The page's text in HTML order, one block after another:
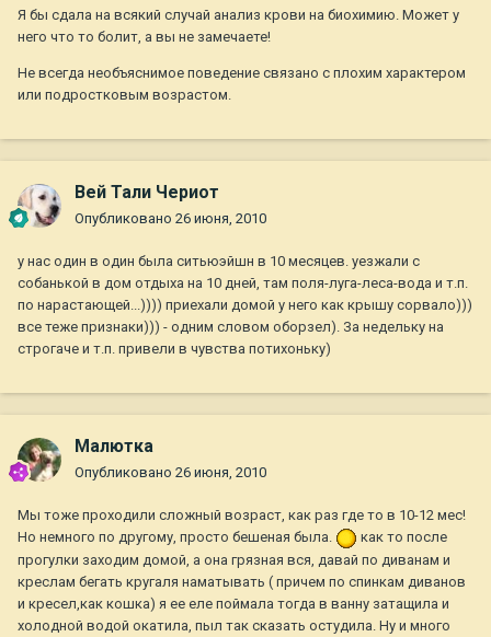
Я бы сдала на всякий случай анализ крови на биохимию. Может у
него что то болит, а вы не замечаете!
Не всегда необъяснимое поведение связано с плохим характером
или подростковым возрастом.
Вей Тали Чериот
Опубликовано 26 июня, 2010
у нас один в один была ситьюэйшн в 10 месяцев. уезжали с
собанькой в дом отдыха на 10 дней, там поля-луга-леса-вода и т.п.
по нарастающей...)))) приехали домой у него как крышу сорвало)))
все теже признаки))) - одним словом оборзел). За недельку на
строгаче и т.п. привели в чувства потихоньку)
Малютка
Опубликовано 26 июня, 2010
Мы тоже проходили сложный возраст, как раз где то в 10-12 мес!
Но немного по другому, просто бешеная была.
как то после
прогулки заходим домой, а она грязная вся, давай по диванам и
креслам бегать кругаля наматывать ( причем по спинкам диванов
и кресел,как кошка) я ее еле поймала тогда в ванну затащила и
холодной водой окатила, пыл так сказать остудила. Ну и много